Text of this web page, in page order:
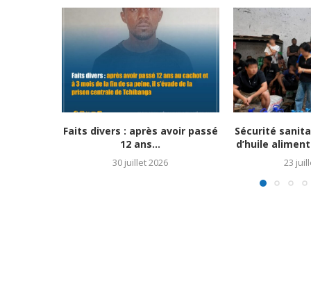
Faits divers : après avoir passé
12 ans...
30 juillet 2026
Sécurité
d’huile
23